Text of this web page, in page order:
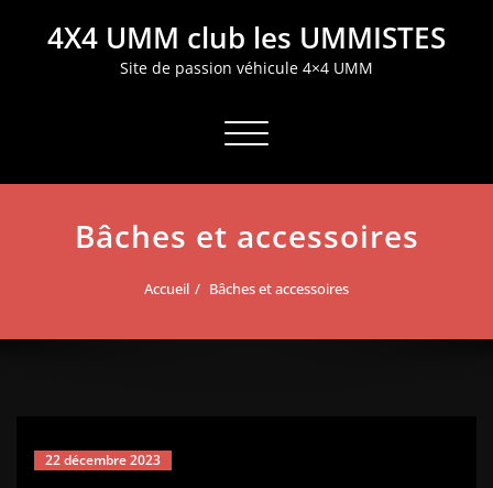
4X4 UMM club les UMMISTES
Site de passion véhicule 4×4 UMM
Afficher/masquer la navigation
Bâches et accessoires
Accueil Bâches et accessoires
22 décembre 2023